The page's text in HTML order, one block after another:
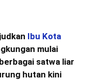
Ibu Kota
mulai
satwa liar
hutan kini